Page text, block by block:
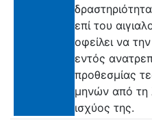
επί του
οφείλει να
εντός
προθεσμίας
μηνών από τη
ισχύος της.